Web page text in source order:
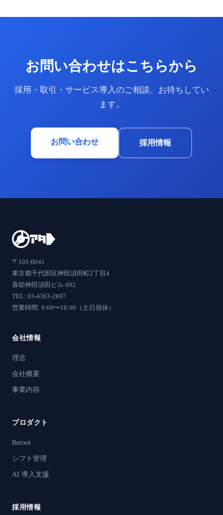
お問い合わせはこちらから
採用・取引・サービス導入のご相談、お待ちしてい
ます。
お問い合わせ 採用情報
〒101-0041
東京都千代田区神田須田町2丁目4
喜助神田須田ビル 602
TEL: 03-4363-2697
営業時間: 9:00〜18:00（土日祝休）
会社情報
理念
会社概要
事業内容
プロダクト
Reroot
シフト管理
AI 導入支援
採用情報